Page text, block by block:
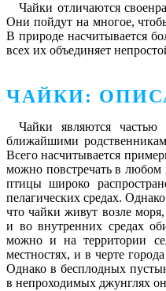
Чайки отличаются
Они пойдут на многое,
В природе насчитывается
всех их объединяет
ЧАЙКИ:
Чайки являются
ближайшими
Всего насчитывается
можно повстречать в любом
птицы широко
пелагических средах.
что чайки живут возле
и во внутренних средах
можно и на территории
местностях, и в черте
Однако в бесплодных
в непроходимых джунглях